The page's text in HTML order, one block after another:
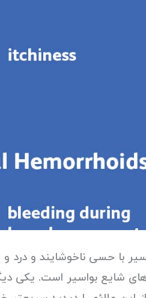
با حسی ناخوشایند و درد
شایع بواسیر است. یکی